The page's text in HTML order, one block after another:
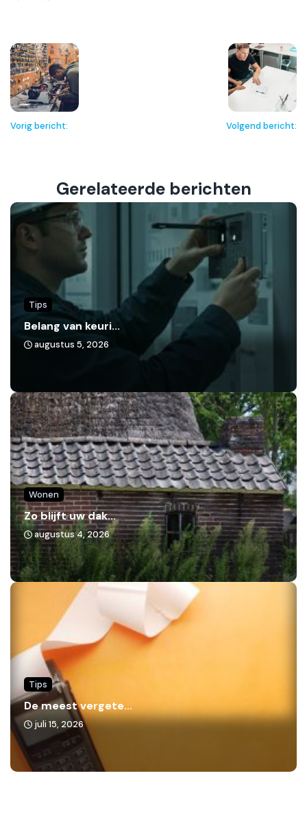
Vorig bericht: Volgend bericht:
Gerelateerde berichten
Tips
Belang van keuri...
augustus 5, 2026
Wonen
Zo blijft uw dak...
augustus 4, 2026
Tips
De meest vergete...
juli 15, 2026